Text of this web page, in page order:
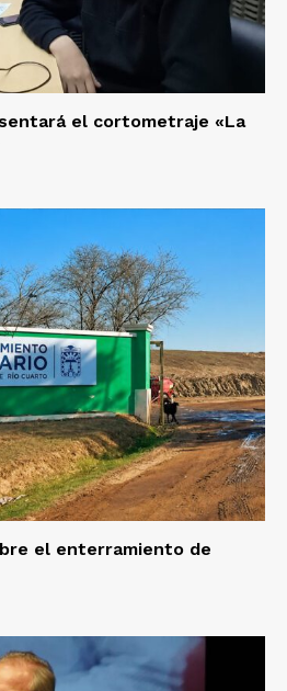
el cortometraje «La
el enterramiento de